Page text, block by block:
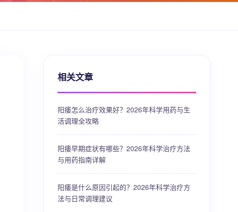
相关文章
阳痿怎么治疗效果好？2026年科学用药与生
活调理全攻略
阳痿早期症状有哪些？2026年科学治疗方法
与用药指南详解
阳痿是什么原因引起的？2026年科学治疗方
法与日常调理建议